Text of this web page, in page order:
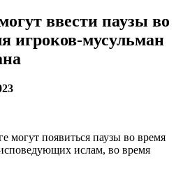
ввести паузы во
игроков-мусульман
могут появиться паузы во время
ислам, во время